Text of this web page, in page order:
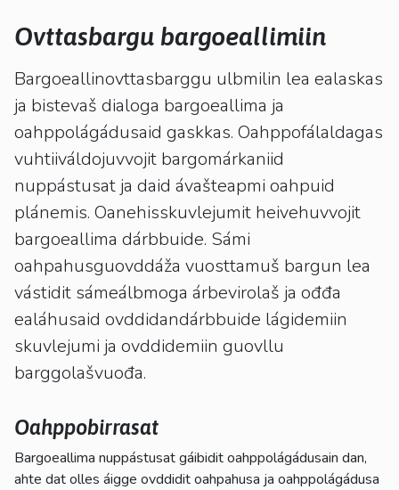
ja
pyyhkäisyliikkeitä.
Ovttasbargu bargoeallimiin
Bargoeallinovttasbarggu ulbmilin lea ealaskas
ja bistevaš dialoga bargoeallima ja
oahppolágádusaid gaskkas. Oahppofálaldagas
vuhtiiváldojuvvojit bargomárkaniid
nuppástusat ja daid ávašteapmi oahpuid
plánemis. Oanehisskuvlejumit heivehuvvojit
bargoeallima dárbbuide. Sámi
oahpahusguovddáža vuosttamuš bargun lea
vástidit sámeálbmoga árbevirolaš ja ođđa
ealáhusaid ovddidandárbbuide lágidemiin
skuvlejumi ja ovddidemiin guovllu
barggolašvuođa.
Oahppobirrasat
Bargoeallima nuppástusat gáibidit oahppolágádusain dan,
ahte dat olles áigge ovddidit oahpahusa ja oahppolágádusa